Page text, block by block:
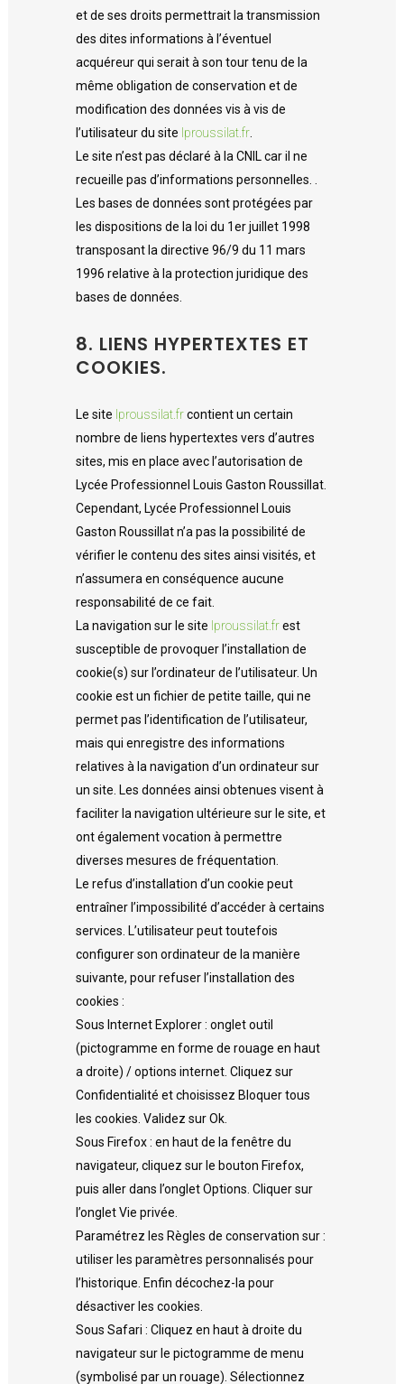
et de ses droits permettrait la transmission
des dites informations à l’éventuel
acquéreur qui serait à son tour tenu de la
même obligation de conservation et de
modification des données vis à vis de
l’utilisateur du site lproussilat.fr
Le site n’est pas déclaré à la CNIL car il ne
recueille pas d’informations personnelles. .
Les bases de données sont protégées par
les dispositions de la loi du 1er juillet 1998
transposant la directive 96/9 du 11 mars
1996 relative à la protection juridique des
bases de données.
8. LIENS HYPERTEXTES ET
COOKIES.
Le site lproussilat.frcontient un certain
nombre de liens hypertextes vers d’autres
sites, mis en place avec l’autorisation de
Lycée Professionnel Louis Gaston Roussillat.
Cependant, Lycée Professionnel Louis
Gaston Roussillat n’a pas la possibilité de
vérifier le contenu des sites ainsi visités, et
n’assumera en conséquence aucune
responsabilité de ce fait.
La navigation sur le site lproussilat.frest
susceptible de provoquer l’installation de
cookie(s) sur l’ordinateur de l’utilisateur. Un
cookie est un fichier de petite taille, qui ne
permet pas l’identification de l’utilisateur,
mais qui enregistre des informations
relatives à la navigation d’un ordinateur sur
un site. Les données ainsi obtenues visent à
faciliter la navigation ultérieure sur le site, et
ont également vocation à permettre
diverses mesures de fréquentation.
Le refus d’installation d’un cookie peut
entraîner l’impossibilité d’accéder à certains
services. L’utilisateur peut toutefois
configurer son ordinateur de la manière
suivante, pour refuser l’installation des
cookies :
Sous Internet Explorer : onglet outil
(pictogramme en forme de rouage en haut
a droite) / options internet. Cliquez sur
Confidentialité et choisissez Bloquer tous
les cookies. Validez sur Ok.
Sous Firefox : en haut de la fenêtre du
navigateur, cliquez sur le bouton Firefox,
puis aller dans l’onglet Options. Cliquer sur
l’onglet Vie privée.
Paramétrez les Règles de conservation sur :
utiliser les paramètres personnalisés pour
l’historique. Enfin décochez-la pour
désactiver les cookies.
Sous Safari : Cliquez en haut à droite du
navigateur sur le pictogramme de menu
(symbolisé par un rouage). Sélectionnez